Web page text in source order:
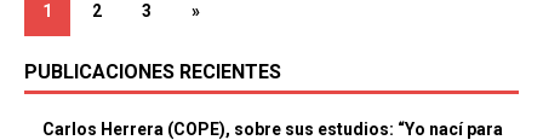
1 2 3 »
PUBLICACIONES RECIENTES
Carlos Herrera (COPE), sobre sus estudios: “Yo nací para